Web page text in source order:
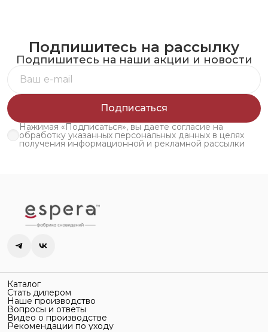
Подпишитесь на рассылку
Подпишитесь на наши акции и новости
Подписаться
Нажимая «Подписаться», вы даете согласие на
обработку указанных персональных данных в целях
получения информационной и рекламной рассылки
Каталог
Стать дилером
Наше производство
Вопросы и ответы
Видео о производстве
Рекомендации по уходу